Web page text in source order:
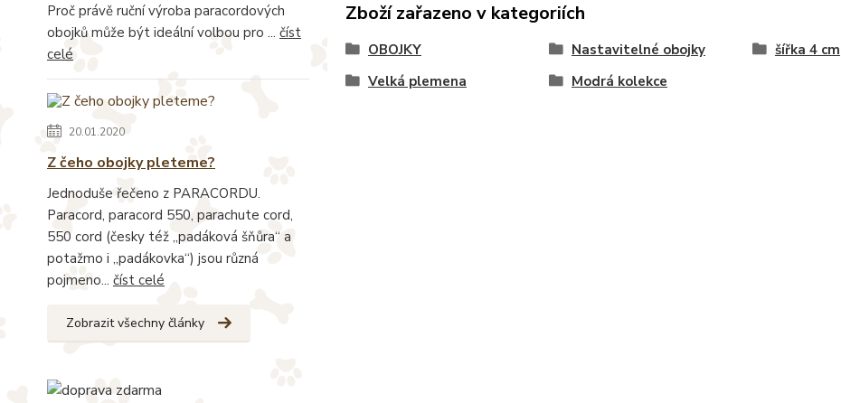
Proč právě ruční výroba paracordových
obojků může být ideální volbou pro ... číst
celé
20.01.2020
Z čeho obojky pleteme?
Jednoduše řečeno z PARACORDU.
Paracord, paracord 550, parachute cord,
550 cord (česky též „padáková šňůra“ a
potažmo i „padákovka“) jsou různá
pojmeno... číst celé
Zobrazit všechny články
Zboží zařazeno v kategoriích
OBOJKY Nastavitelné obojky šířka 4 cm
Velká plemena
Modrá kolekce